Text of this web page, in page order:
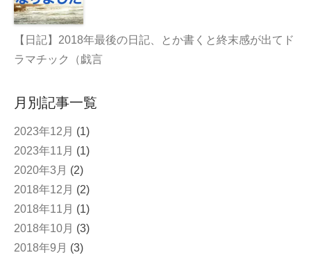
【日記】2018年最後の日記、とか書くと終末感が出てド
ラマチック（戯言
月別記事一覧
2023年12月 (1)
2023年11月 (1)
2020年3月 (2)
2018年12月 (2)
2018年11月 (1)
2018年10月 (3)
2018年9月 (3)